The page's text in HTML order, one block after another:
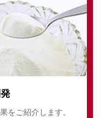
をご紹介します。